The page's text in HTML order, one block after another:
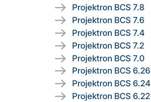
Projektron BCS 7.8
Projektron BCS 7.6
Projektron BCS 7.4
Projektron BCS 7.2
Projektron BCS 7.0
Projektron BCS 6.26
Projektron BCS 6.24
Projektron BCS 6.22